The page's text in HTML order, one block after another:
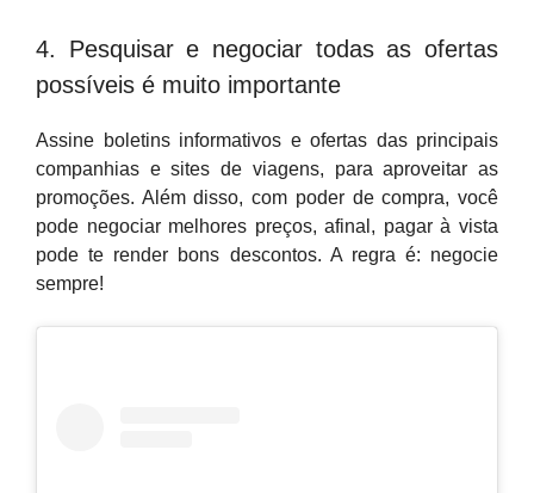
4. Pesquisar e negociar todas as ofertas
possíveis é muito importante
Assine boletins informativos e ofertas das principais
companhias e sites de viagens, para aproveitar as
promoções. Além disso, com poder de compra, você
pode negociar melhores preços, afinal, pagar à vista
pode te render bons descontos. A regra é: negocie
sempre!